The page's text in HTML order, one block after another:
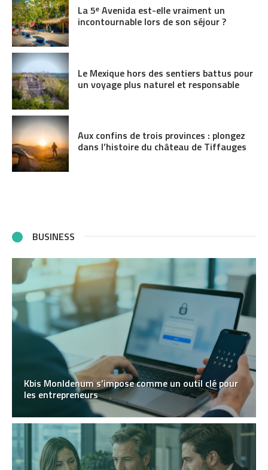
La 5ᵉ Avenida est-elle vraiment un
incontournable lors de son séjour ?
Le Mexique hors des sentiers battus pour
un voyage plus naturel et responsable
Aux confins de trois provinces : plongez
dans l’histoire du château de Tiffauges
BUSINESS
Kbis MonIdenum s’impose comme un outil clé pour
les entrepreneurs